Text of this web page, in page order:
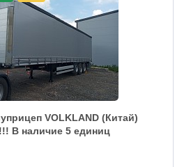
VOLKLAND (Китай)
В наличие 5 единиц